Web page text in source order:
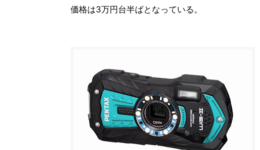
価格は3万円台半ばとなっている。